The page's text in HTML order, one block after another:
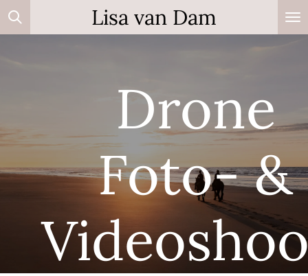
Ga
direct
Lisa van Dam
Drone
Foto- &